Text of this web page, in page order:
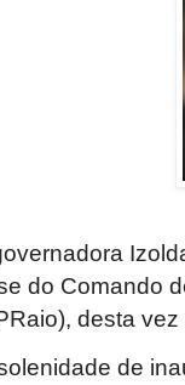
do Comando
desta
de